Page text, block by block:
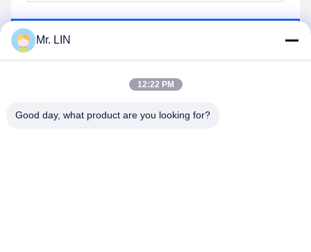
Mr. LIN
12:22 PM
Good day, what product are you looking for?